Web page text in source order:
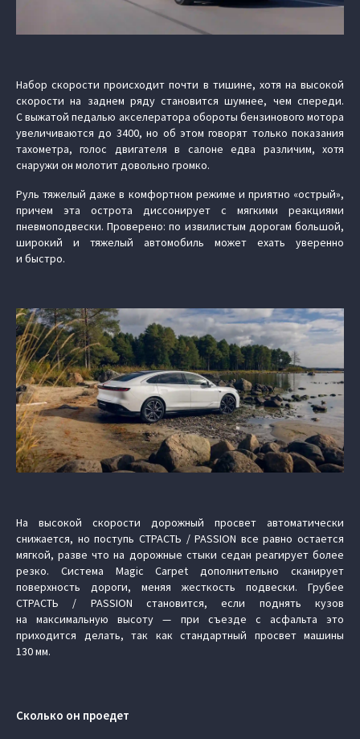
Набор скорости происходит почти в тишине, хотя на высокой
скорости на заднем ряду становится шумнее, чем спереди.
С выжатой педалью акселератора обороты бензинового мотора
увеличиваются до 3400, но об этом говорят только показания
тахометра, голос двигателя в салоне едва различим, хотя
снаружи он молотит довольно громко.
Руль тяжелый даже в комфортном режиме и приятно «острый»,
причем эта острота диссонирует с мягкими реакциями
пневмоподвески. Проверено: по извилистым дорогам большой,
широкий и тяжелый автомобиль может ехать уверенно
и быстро.
На высокой скорости дорожный просвет автоматически
снижается, но поступь СТРАСТЬ / PASSION все равно остается
мягкой, разве что на дорожные стыки седан реагирует более
резко. Система Magic Carpet дополнительно сканирует
поверхность дороги, меняя жесткость подвески. Грубее
СТРАСТЬ / PASSION становится, если поднять кузов
на максимальную высоту — при съезде с асфальта это
приходится делать, так как стандартный просвет машины
130 мм.
Сколько он проедет